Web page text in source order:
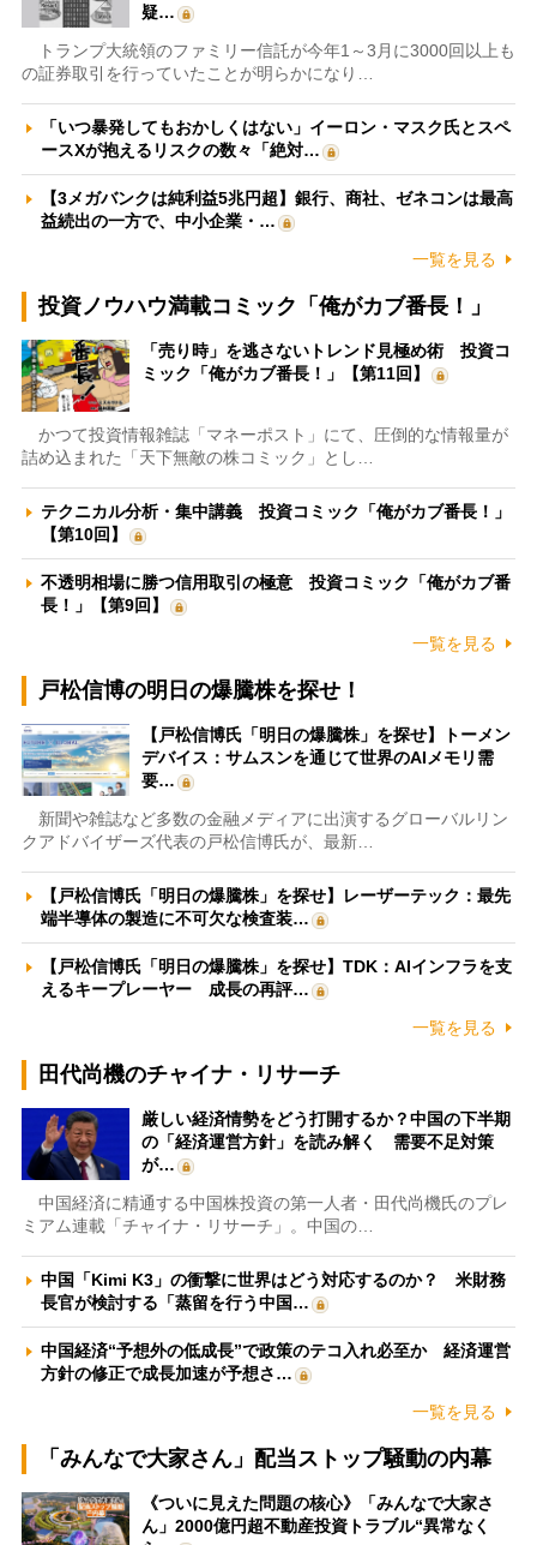
疑…
トランプ大統領のファミリー信託が今年1～3月に3000回以上も
の証券取引を行っていたことが明らかになり…
「いつ暴発してもおかしくはない」イーロン・マスク氏とスペ
ースXが抱えるリスクの数々「絶対…
【3メガバンクは純利益5兆円超】銀行、商社、ゼネコンは最高
益続出の一方で、中小企業・…
一覧を見る
投資ノウハウ満載コミック「俺がカブ番長！」
「売り時」を逃さないトレンド見極め術 投資コ
ミック「俺がカブ番長！」【第11回】
かつて投資情報雑誌「マネーポスト」にて、圧倒的な情報量が
詰め込まれた「天下無敵の株コミック」とし…
テクニカル分析・集中講義 投資コミック「俺がカブ番長！」
【第10回】
不透明相場に勝つ信用取引の極意 投資コミック「俺がカブ番
長！」【第9回】
一覧を見る
戸松信博の明日の爆騰株を探せ！
【戸松信博氏「明日の爆騰株」を探せ】トーメン
デバイス：サムスンを通じて世界のAIメモリ需
要…
新聞や雑誌など多数の金融メディアに出演するグローバルリン
クアドバイザーズ代表の戸松信博氏が、最新…
【戸松信博氏「明日の爆騰株」を探せ】レーザーテック：最先
端半導体の製造に不可欠な検査装…
【戸松信博氏「明日の爆騰株」を探せ】TDK：AIインフラを支
えるキープレーヤー 成長の再評…
一覧を見る
田代尚機のチャイナ・リサーチ
厳しい経済情勢をどう打開するか？中国の下半期
の「経済運営方針」を読み解く 需要不足対策
が…
中国経済に精通する中国株投資の第一人者・田代尚機氏のプレ
ミアム連載「チャイナ・リサーチ」。中国の…
中国「Kimi K3」の衝撃に世界はどう対応するのか？ 米財務
長官が検討する「蒸留を行う中国…
中国経済“予想外の低成長”で政策のテコ入れ必至か 経済運営
方針の修正で成長加速が予想さ…
一覧を見る
「みんなで大家さん」配当ストップ騒動の内幕
《ついに見えた問題の核心》「みんなで大家さ
ん」2000億円超不動産投資トラブル“異常なく